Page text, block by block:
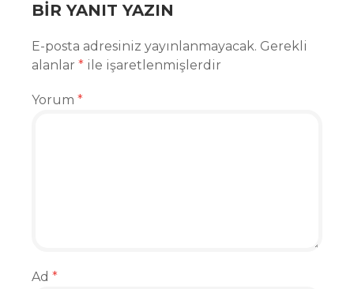
BIR YANIT YAZIN
E-posta adresiniz yayınlanmayacak. Gerekli
alanlar * ile işaretlenmişlerdir
Yorum *
Ad *